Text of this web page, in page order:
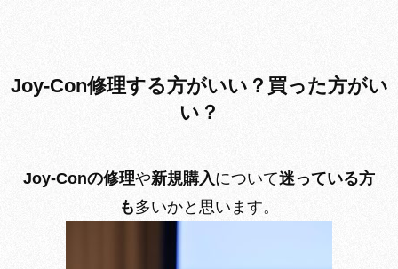
Joy-Con修理する方がいい？買った方がい
い？
Joy-Conの修理や新規購入について迷っている方
も多いかと思います。